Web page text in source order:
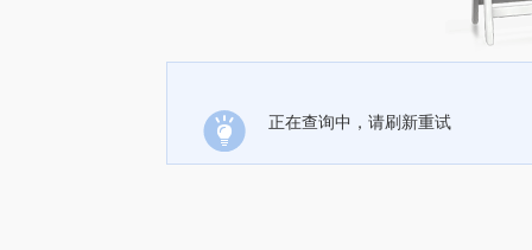
正在查询中，请刷新重试